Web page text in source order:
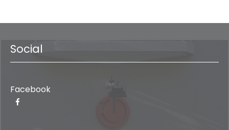
Social
Facebook